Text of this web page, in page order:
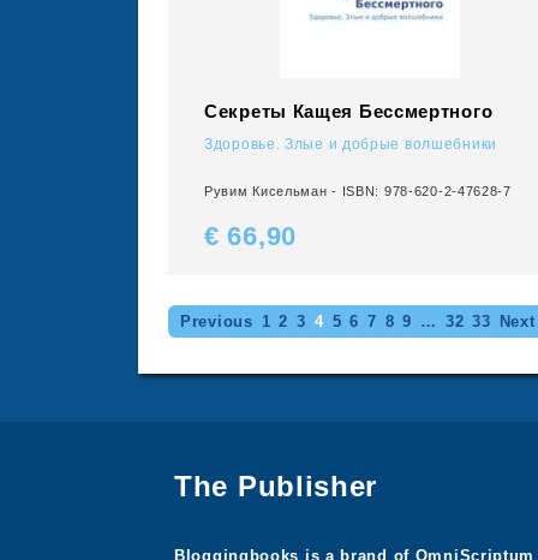
Секреты Кащея Бессмертного
Здоровье. Злые и добрые волшебники
Рувим Кисельман - ISBN: 978-620-2-47628-7
€ 66,90
Previous 1 2 3 4 5 6 7 8 9 … 32 33 Next
The Publisher
Bloggingbooks is a brand of OmniScriptum